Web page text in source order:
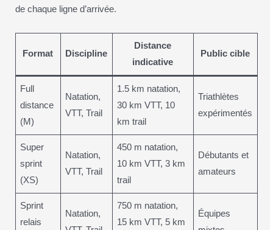
de chaque ligne d’arrivée.
Format Discipline
Distance
indicative
Public cible
Full
distance
(M)
Natation,
VTT, Trail
1.5 km natation,
30 km VTT, 10
km trail
Triathlètes
expérimentés
Super
sprint
(XS)
Natation,
VTT, Trail
450 m natation,
10 km VTT, 3 km
trail
Débutants et
amateurs
Sprint
relais
Natation,
750 m natation,
15 km VTT, 5 km
Équipes